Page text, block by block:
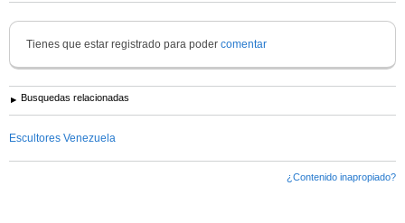
Tienes que estar registrado para poder comentar
Busquedas relacionadas
Escultores Venezuela
¿Contenido inapropiado?